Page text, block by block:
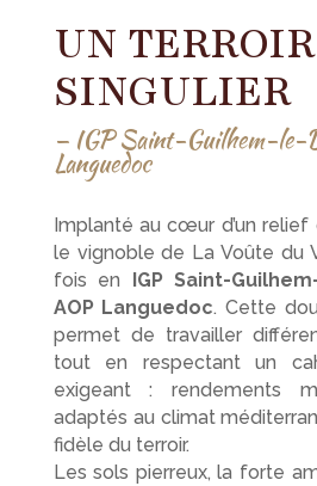
UN TERROIR
SINGULIER
— IGP Saint-Guilhem-le-
Languedoc
Implanté au cœur d’un relief
le vignoble de La Voûte du
fois en IGP Saint-
AOP Languedoc. Cette
permet de travailler
tout en respectant un
exigeant : rendements
adaptés au climat
fidèle du terroir.
Les sols pierreux, la forte